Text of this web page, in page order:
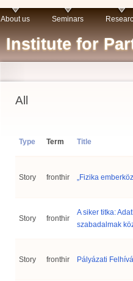
Institute for
About us Seminars
All
Type Term Title
Story fronthir „Fizika
Story fronthir
A siker titka:
szabadalmak
Story fronthir Pályázati